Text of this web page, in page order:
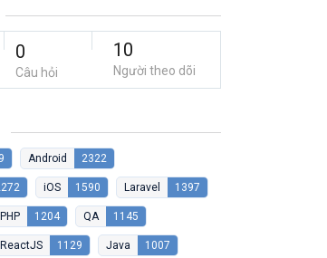
0
Câu hỏi
10
Người theo dõi
Android 2322
iOS 1590 Laravel 1397
PHP 1204 QA 1145
ReactJS 1129 Java 1007